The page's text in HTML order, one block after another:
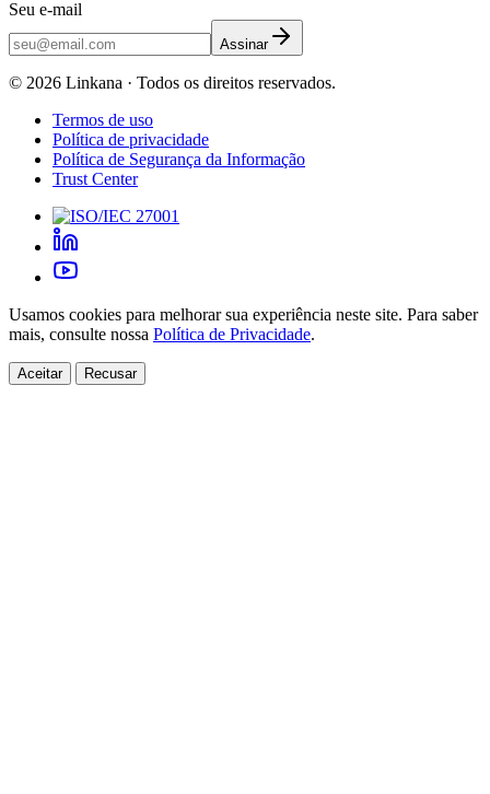
Seu e-mail
Assinar
© 2026 Linkana · Todos os direitos reservados.
Termos de uso
Política de privacidade
Política de Segurança da Informação
Trust Center
Usamos cookies para melhorar sua experiência neste site. Para saber
mais, consulte nossa Política de Privacidade.
Aceitar Recusar